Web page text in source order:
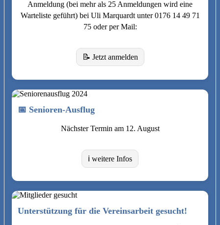
Anmeldung (bei mehr als 25 Anmeldungen wird eine
Warteliste geführt) bei Uli Marquardt unter 0176 14 49 71
75 oder per Mail:
📝 Jetzt anmelden
📅 Senioren-Ausflug
Nächster Termin am 12. August
ℹ️ weitere Infos
Unterstützung für die Vereinsarbeit gesucht!